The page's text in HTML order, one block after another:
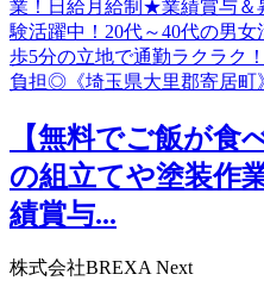
【無料でご飯が食
の組立てや塗装作
績賞与...
株式会社BREXA Next